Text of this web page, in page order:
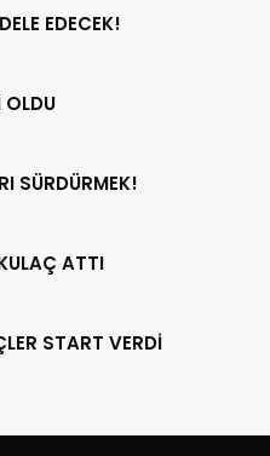
EDECEK!
OLDU
SÜRDÜRMEK!
ATTI
START VERDİ